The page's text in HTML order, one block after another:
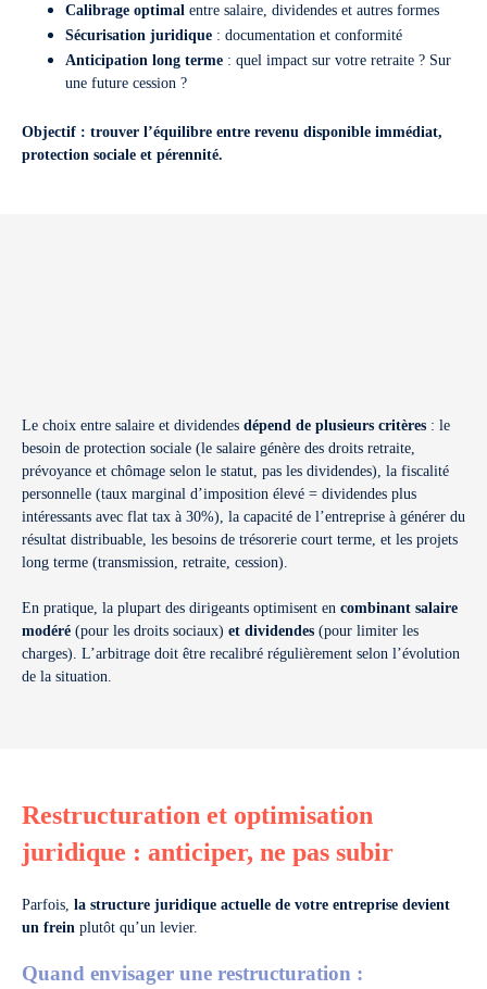
Calibrage optimal entre salaire, dividendes et autres formes
Sécurisation juridique : documentation et conformité
Anticipation long terme : quel impact sur votre retraite ? Sur
une future cession ?
Objectif : trouver l’équilibre entre revenu disponible immédiat,
protection sociale et pérennité.
Le choix entre salaire et dividendes dépend de plusieurs critères : le
besoin de protection sociale (le salaire génère des droits retraite,
prévoyance et chômage selon le statut, pas les dividendes), la fiscalité
personnelle (taux marginal d’imposition élevé = dividendes plus
intéressants avec flat tax à 30%), la capacité de l’entreprise à générer du
résultat distribuable, les besoins de trésorerie court terme, et les projets
long terme (transmission, retraite, cession).
En pratique, la plupart des dirigeants optimisent en combinant salaire
modéré (pour les droits sociaux) et dividendes (pour limiter les
charges). L’arbitrage doit être recalibré régulièrement selon l’évolution
de la situation.
Restructuration et optimisation
juridique : anticiper, ne pas subir
Parfois, la structure juridique actuelle de votre entreprise devient
un frein plutôt qu’un levier.
Quand envisager une restructuration :